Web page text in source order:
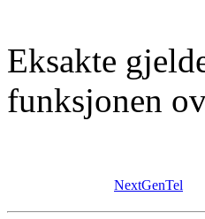
Eksakte
funksjonen
NextGenTel